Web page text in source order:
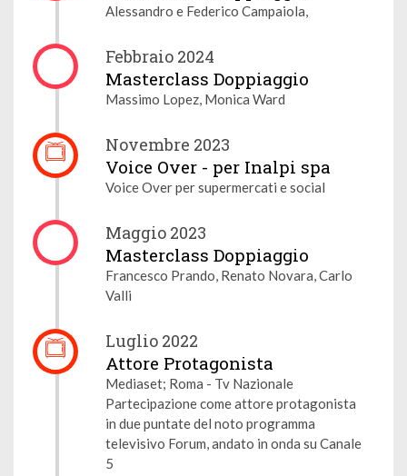
Alessandro e Federico Campaiola,
Febbraio 2024
Masterclass Doppiaggio
Massimo Lopez, Monica Ward
Novembre 2023
Voice Over - per Inalpi spa
Voice Over per supermercati e social
Maggio 2023
Masterclass Doppiaggio
Francesco Prando, Renato Novara, Carlo
Valli
Luglio 2022
Attore Protagonista
Mediaset; Roma - Tv Nazionale
Partecipazione come attore protagonista
in due puntate del noto programma
televisivo Forum, andato in onda su Canale
5